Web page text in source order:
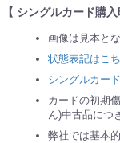
【 シングルカード購
画像は見本とな
状態表記はこ
シングルカー
カードの初期
ん)中古品につ
弊社では基本